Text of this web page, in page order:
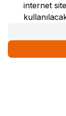
internet